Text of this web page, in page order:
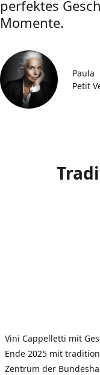
perfektes
Momente.
Paula
Petit
Vini Cappelletti mit
Ende 2025 mit
Zentrum der